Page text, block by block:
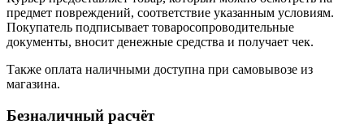
предмет повреждений, соответствие указанным условиям.
Покупатель подписывает товаросопроводительные
документы, вносит денежные средства и получает чек.
Также оплата наличными доступна при самовывозе из
магазина.
Безналичный расчёт